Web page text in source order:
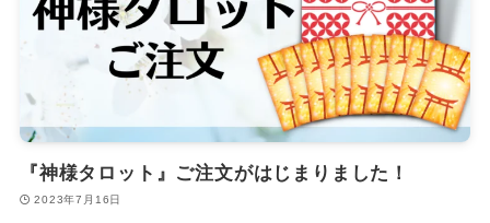
『神様タロット』ご注文がはじまりました！
2023年7月16日